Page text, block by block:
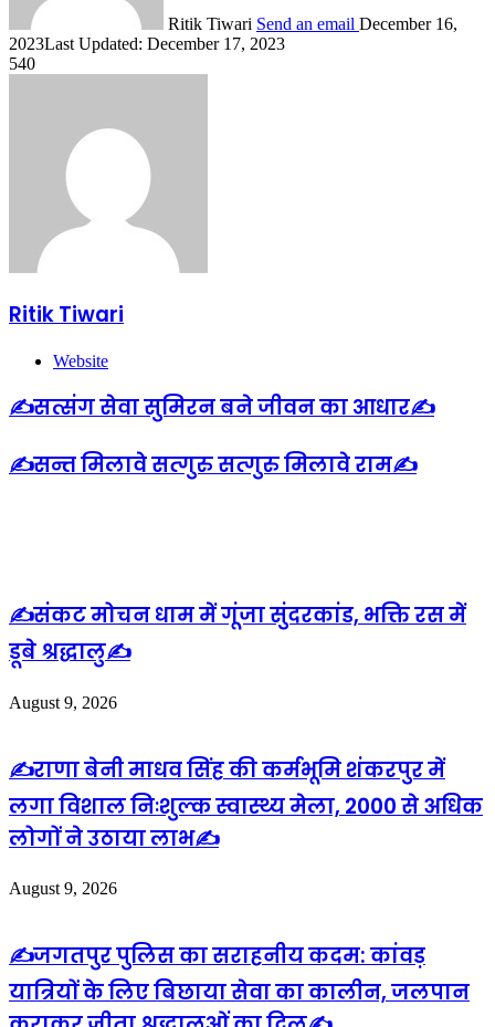
Ritik Tiwari Send an email December 16,
2023Last Updated: December 17, 2023
540
Ritik Tiwari
Website
✍️सत्संग सेवा सुमिरन बने जीवन का आधार✍️
✍️सन्त मिलावे सत्गुरु सत्गुरु मिलावे राम✍️
✍️संकट मोचन धाम में गूंजा सुंदरकांड, भक्ति रस में
डूबे श्रद्धालु✍️
August 9, 2026
✍️राणा बेनी माधव सिंह की कर्मभूमि शंकरपुर में
लगा विशाल निःशुल्क स्वास्थ्य मेला, 2000 से अधिक
लोगों ने उठाया लाभ✍️
August 9, 2026
✍️जगतपुर पुलिस का सराहनीय कदम: कांवड़
यात्रियों के लिए बिछाया सेवा का कालीन, जलपान